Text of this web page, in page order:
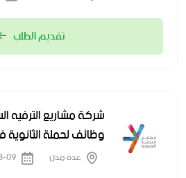
تقديم الطلب
شركة مشاريع الترفيه
وظائف لحملة
عدة مدن